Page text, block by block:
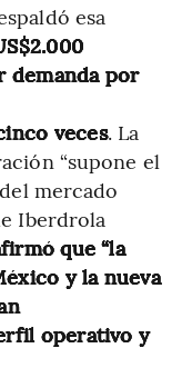
esa
demanda por
veces. La
“supone el
mercado
Iberdrola
que “la
y la nueva
operativo y